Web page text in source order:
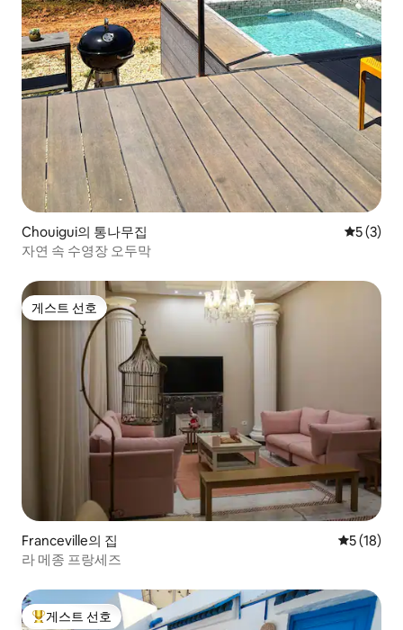
Chouigui의 통나무집 평점 5점
5 (3)
자연 속 수영장 오두막
게스트 선호
게스트 선호
Franceville의 집 평점 5점
5 (18)
라 메종 프랑세즈
상위 게스트 선호
게스트 선호